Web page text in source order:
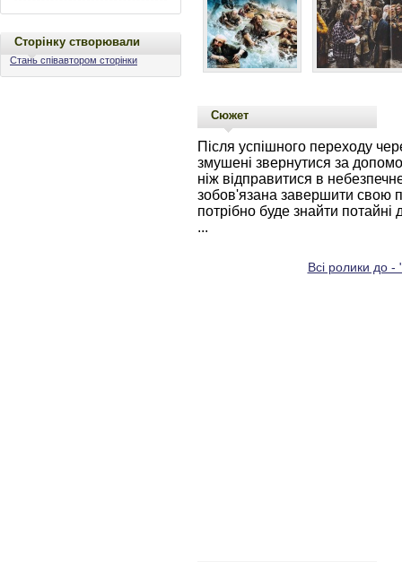
Сторінку створювали
Стань співавтором сторінки
Сюжет
Після успішного переходу
змушені звернутися за
ніж відправитися в
зобов'язана завершити свою
потрібно буде знайти
...
Всі ролики до